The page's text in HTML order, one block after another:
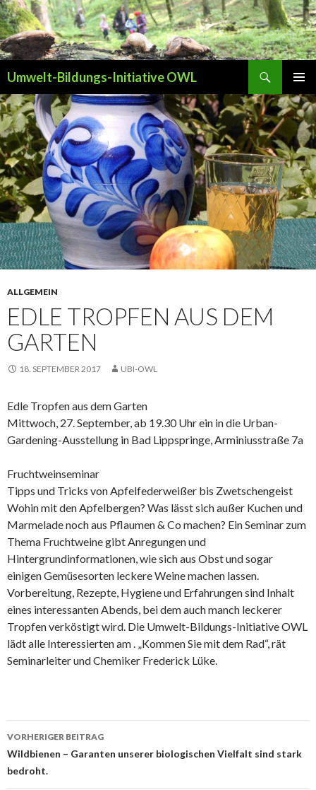
Umwelt-Bildungs-Initiative OWL
MENÜ
ALLGEMEIN
EDLE TROPFEN AUS DEM
GARTEN
18. SEPTEMBER 2017 UBI-OWL
Edle Tropfen aus dem Garten
Mittwoch, 27. September, ab 19.30 Uhr ein in die Urban-
Gardening-Ausstellung in Bad Lippspringe, Arminiusstraße 7a
Fruchtweinseminar
Tipps und Tricks von Apfelfederweißer bis Zwetschengeist
Wohin mit den Apfelbergen? Was lässt sich außer Kuchen und
Marmelade noch aus Pflaumen & Co machen? Ein Seminar zum
Thema Fruchtweine gibt Anregungen und
Hintergrundinformationen, wie sich aus Obst und sogar
einigen Gemüsesorten leckere Weine machen lassen.
Vorbereitung, Rezepte, Hygiene und Erfahrungen sind Inhalt
eines interessanten Abends, bei dem auch manch leckerer
Tropfen verköstigt wird. Die Umwelt-Bildungs-Initiative OWL
lädt alle Interessierten am . „Kommen Sie mit dem Rad“, rät
Seminarleiter und Chemiker Frederick Lüke.
Beitragsnavigation
VORHERIGER BEITRAG
Wildbienen – Garanten unserer biologischen Vielfalt sind stark
bedroht.